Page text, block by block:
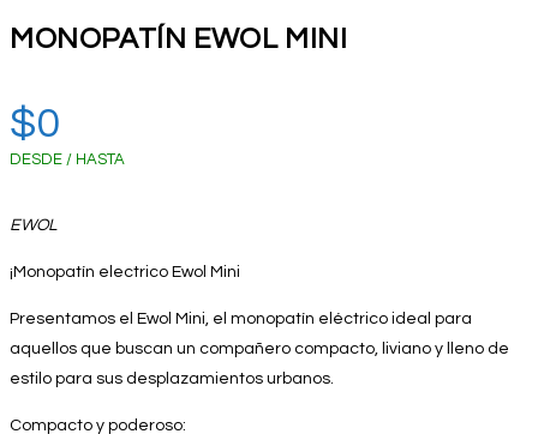
MONOPATÍN EWOL MINI
$0
DESDE / HASTA
EWOL
¡Monopatín electrico Ewol Mini
Presentamos el Ewol Mini, el monopatín eléctrico ideal para
aquellos que buscan un compañero compacto, liviano y lleno de
estilo para sus desplazamientos urbanos.
Compacto y poderoso: